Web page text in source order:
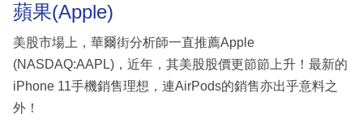
蘋果(Apple)
美股市場上，華爾街分析師一直推薦Apple
(NASDAQ:AAPL)，近年，其美股股價更節節上升！最新的
iPhone 11手機銷售理想，連AirPods的銷售亦出乎意料之
外！